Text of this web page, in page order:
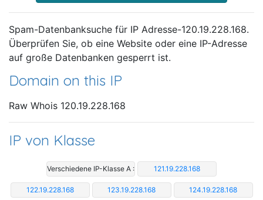
Spam-Datenbanksuche für IP Adresse-120.19.228.168.
Überprüfen Sie, ob eine Website oder eine IP-Adresse
auf große Datenbanken gesperrt ist.
Domain on this IP
Raw Whois 120.19.228.168
IP von Klasse
Verschiedene IP-Klasse A : 121.19.228.168
122.19.228.168 123.19.228.168 124.19.228.168